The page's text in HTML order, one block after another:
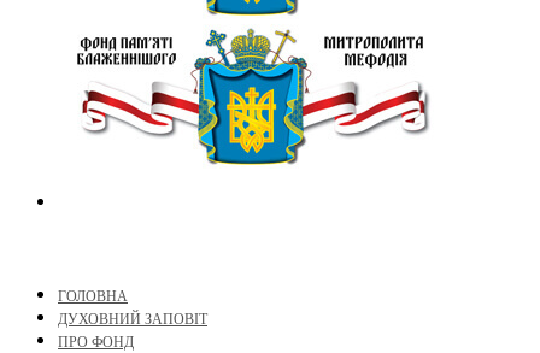
ГОЛОВНА
ДУХОВНИЙ ЗАПОВІТ
ПРО ФОНД